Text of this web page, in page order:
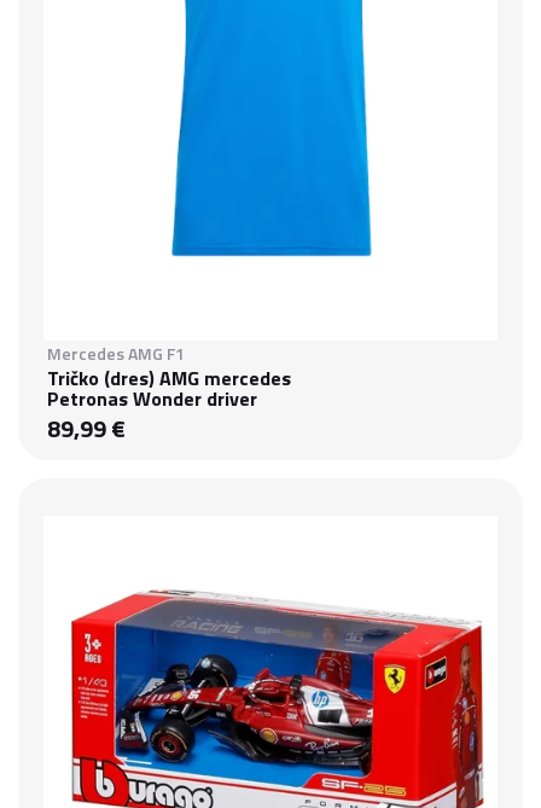
Mercedes AMG F1
Tričko (dres) AMG mercedes
Petronas Wonder driver
89,99 €